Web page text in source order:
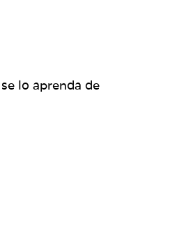
lo aprenda de